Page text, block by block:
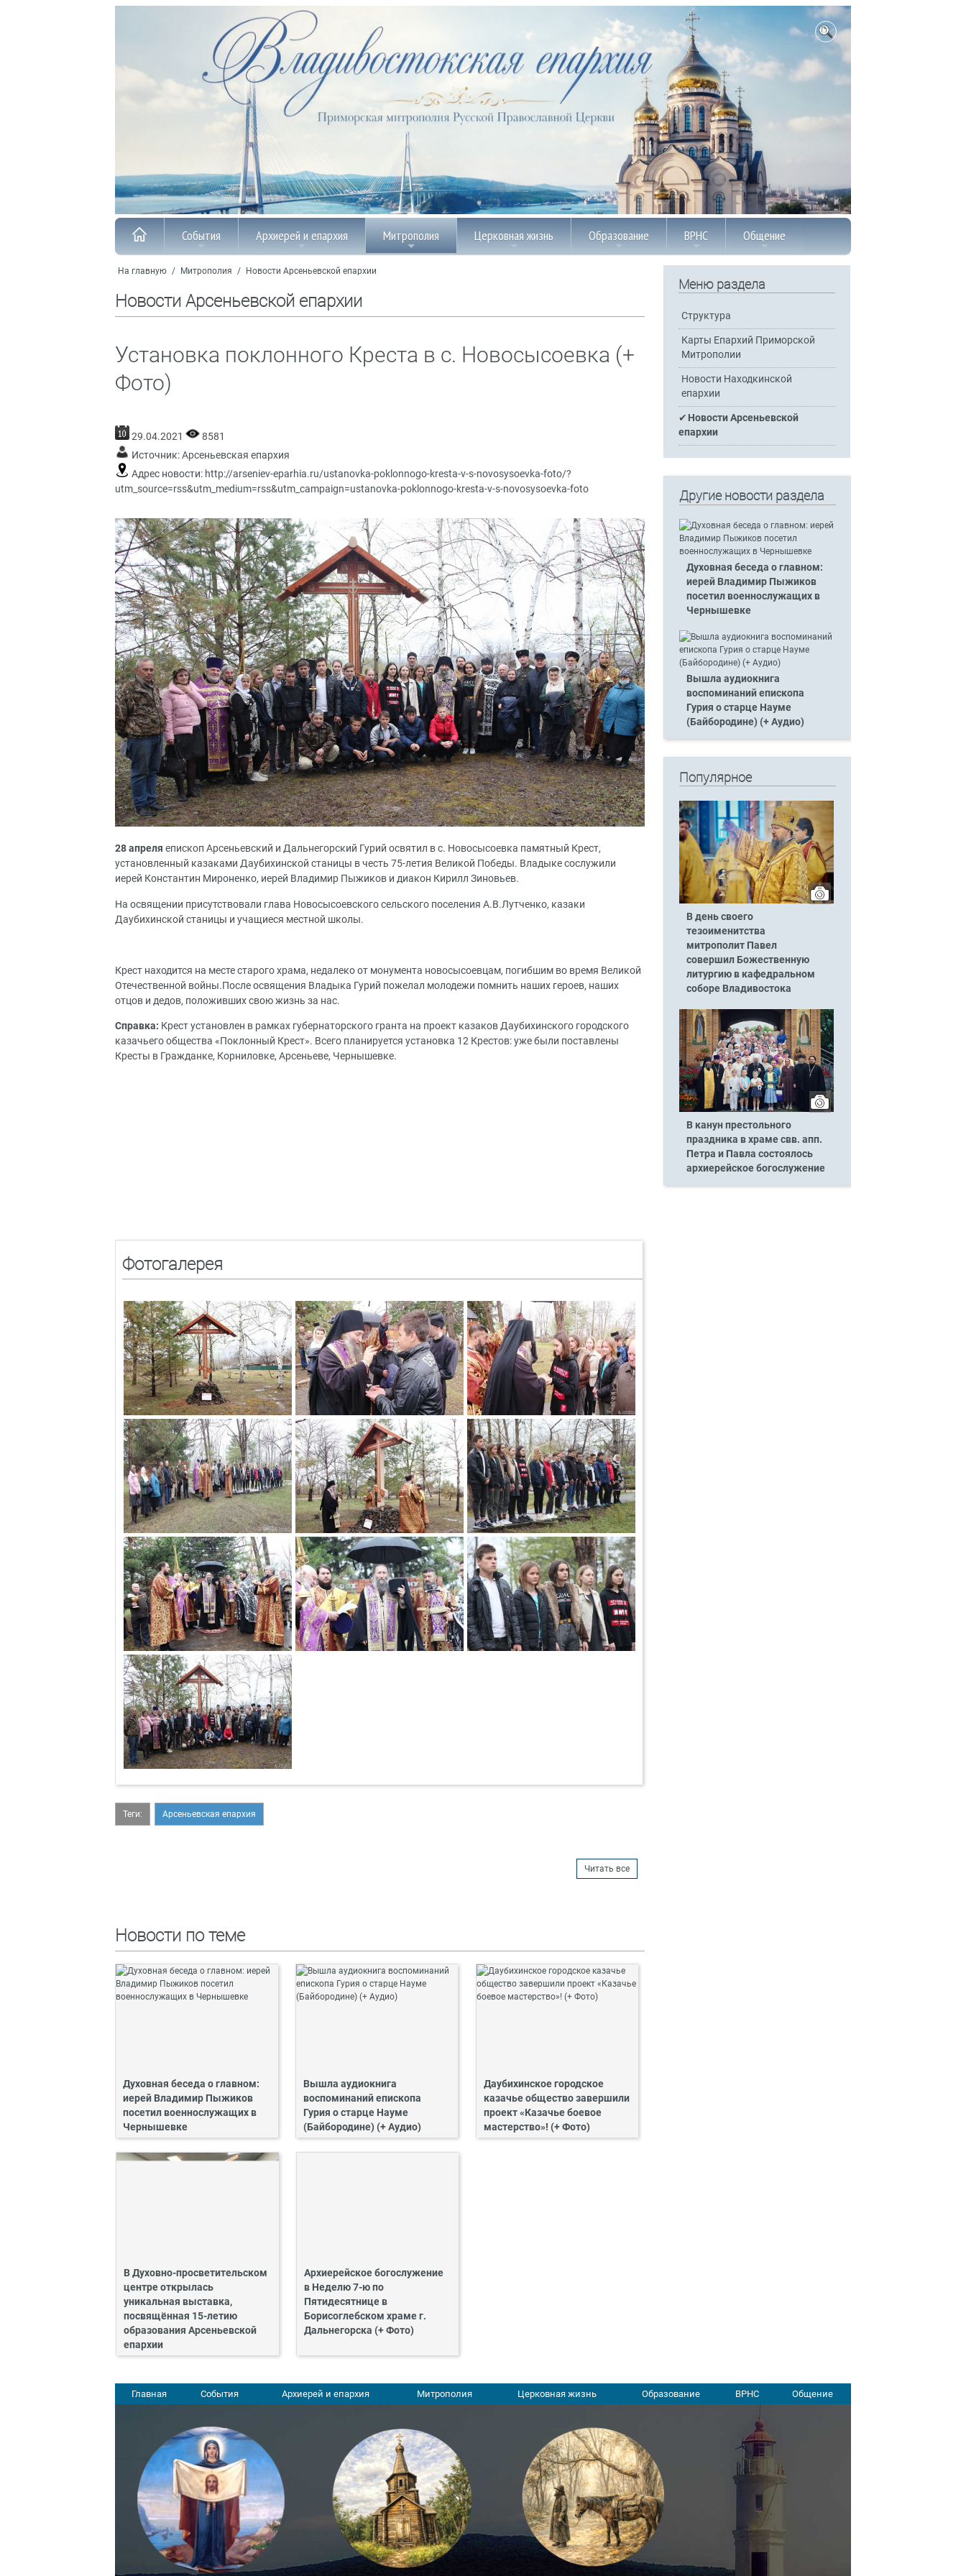
События Архиерей и епархия Митрополия Церковная жизнь Образование ВРНС Общение
На главную / Митрополия / Новости Арсеньевской епархии
Новости Арсеньевской епархии
Установка поклонного Креста в с. Новосысоевка (+
Фото)
29.04.2021
8581
Источник:Арсеньевская епархия
Адрес новости: http://arseniev-eparhia.ru/ustanovka-poklonnogo-kresta-v-s-novosysoevka-foto/?
utm_source=rss&utm_medium=rss&utm_campaign=ustanovka-poklonnogo-kresta-v-s-novosysoevka-foto
28 апреля епископ Арсеньевский и Дальнегорский Гурий освятил в с. Новосысоевка памятный Крест,
установленный казаками Даубихинской станицы в честь 75-летия Великой Победы. Владыке сослужили
иерей Константин Мироненко, иерей Владимир Пыжиков и диакон Кирилл Зиновьев.
На освящении присутствовали глава Новосысоевского сельского поселения А.В.Лутченко, казаки
Даубихинской станицы и учащиеся местной школы.
Крест находится на месте старого храма, недалеко от монумента новосысоевцам, погибшим во время Великой
Отечественной войны.После освящения Владыка Гурий пожелал молодежи помнить наших героев, наших
отцов и дедов, положивших свою жизнь за нас.
Справка: Крест установлен в рамках губернаторского гранта на проект казаков Даубихинского городского
казачьего общества «Поклонный Крест». Всего планируется установка 12 Крестов: уже были поставлены
Кресты в Гражданке, Корниловке, Арсеньеве, Чернышевке.
Фотогалерея
Теги: Арсеньевская епархия
Читать все
Новости по теме
Духовная беседа о главном:
иерей Владимир Пыжиков
посетил военнослужащих в
Чернышевке
Вышла аудиокнига
воспоминаний епископа
Гурия о старце Науме
(Байбородине) (+ Аудио)
Даубихинское городское
казачье общество завершили
проект «Казачье боевое
мастерство»! (+ Фото)
В Духовно-просветительском
центре открылась
уникальная выставка,
посвящённая 15-летию
образования Арсеньевской
епархии
Архиерейское богослужение
в Неделю 7-ю по
Пятидесятнице в
Борисоглебском храме г.
Дальнегорска (+ Фото)
Меню раздела
Структура
Карты Епархий Приморской
Митрополии
Новости Находкинской
епархии
Новости Арсеньевской
епархии
Другие новости раздела
Духовная беседа о главном:
иерей Владимир Пыжиков
посетил военнослужащих в
Чернышевке
Вышла аудиокнига
воспоминаний епископа
Гурия о старце Науме
(Байбородине) (+ Аудио)
Популярное
В день своего
тезоименитства
митрополит Павел
совершил Божественную
литургию в кафедральном
соборе Владивостока
В канун престольного
праздника в храме свв. апп.
Петра и Павла состоялось
архиерейское богослужение
Главная События Архиерей и епархия Митрополия Церковная жизнь Образование ВРНС Общение